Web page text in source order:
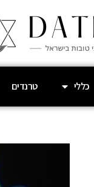
כללי טרנדים